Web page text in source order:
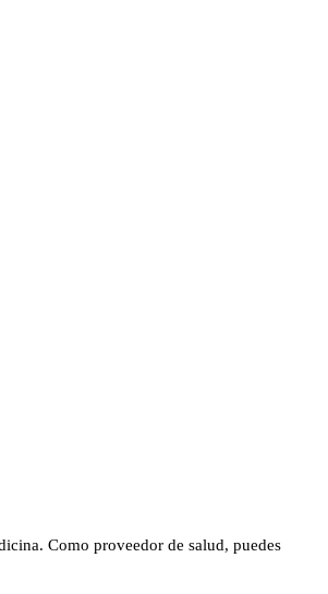
Como proveedor de salud, puedes